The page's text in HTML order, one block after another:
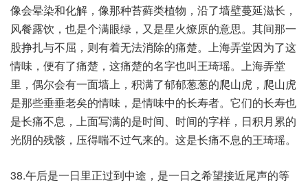
像会晕染和化解，像那种苔藓类植物，沿了墙壁蔓延滋长，
风餐露饮，也是个满眼绿，又是星火燎原的意思。其间那一
股挣扎与不屈，则有着无法消除的痛楚。上海弄堂因为了这
情味，便有了痛楚，这痛楚的名字也叫王琦瑶。上海弄堂
里，偶尔会有一面墙上，积满了郁郁葱葱的爬山虎，爬山虎
是那些垂垂老矣的情味，是情味中的长寿者。它们的长寿也
是长痛不息，上面写满的是时间、时间的字样，日积月累的
光阴的残骸，压得喘不过气来的。这是长痛不息的王琦瑶。
38.午后是一日里正过到中途，是一日之希望接近尾声的等